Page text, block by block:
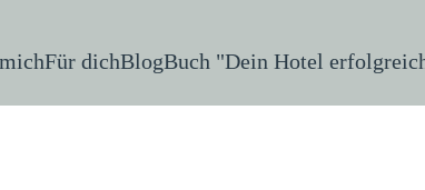
Für dichBlogBuch "Dein Hotel